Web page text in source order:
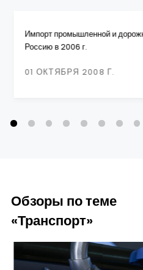
Импорт промышленной и
Россию в 2006 г.
01 ОКТЯБРЯ 2008 Г.
Обзоры по теме
«Транспорт»